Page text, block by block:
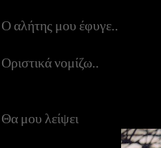
Ο αλήτης μου έφυγε..
Οριστικά νομίζω..
Θα μου λείψει